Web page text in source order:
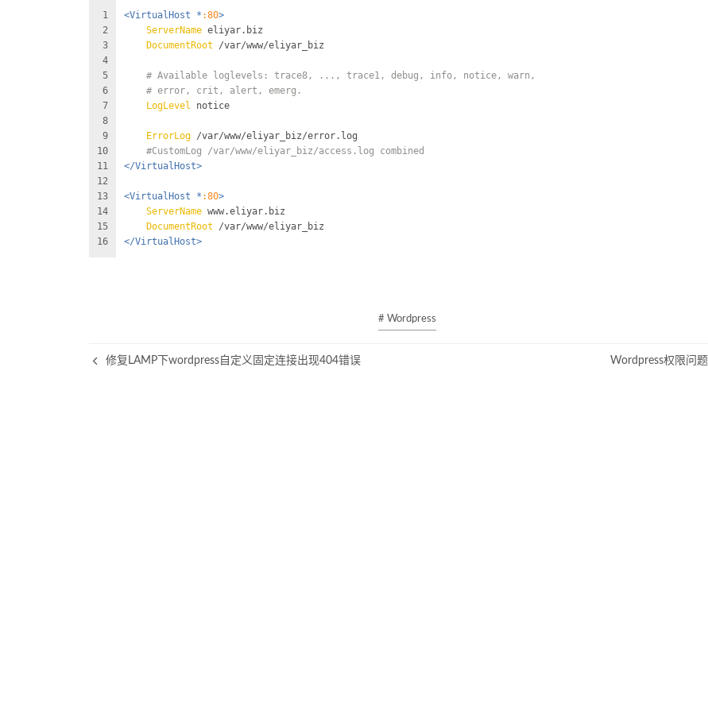
1
2
3
4
5
6
7
8
9
10
11
12
13
14
15
16
<VirtualHost * :80>
ServerName eliyar.biz
DocumentRoot /var/www/eliyar_biz
# Available loglevels: trace8, ..., trace1, debug, info, notice, warn,
# error, crit, alert, emerg.
LogLevel notice
ErrorLog /var/www/eliyar_biz/error.log
#CustomLog /var/www/eliyar_biz/access.log combined
</VirtualHost>
<VirtualHost * :80>
ServerName www.eliyar.biz
DocumentRoot /var/www/eliyar_biz
</VirtualHost>
# Wordpress
修复LAMP下wordpress自定义固定连接出现404错误 Wordpress权限问题